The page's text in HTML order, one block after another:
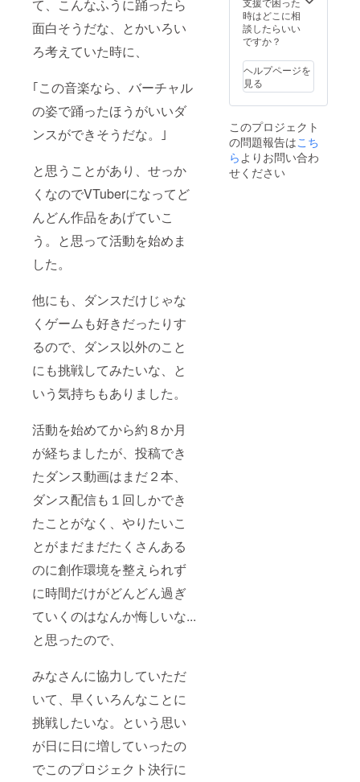
て、こんなふうに踊ったら
面白そうだな、とかいろい
ろ考えていた時に、
｢この音楽なら、バーチャル
の姿で踊ったほうがいいダ
ンスができそうだな。｣
と思うことがあり、せっか
くなのでVTuberになってど
んどん作品をあげていこ
う。と思って活動を始めま
した。
他にも、ダンスだけじゃな
くゲームも好きだったりす
るので、ダンス以外のこと
にも挑戦してみたいな、と
いう気持ちもありました。
活動を始めてから約８か月
が経ちましたが、投稿でき
たダンス動画はまだ２本、
ダンス配信も１回しかでき
たことがなく、やりたいこ
とがまだまだたくさんある
のに創作環境を整えられず
に時間だけがどんどん過ぎ
ていくのはなんか悔しいな...
と思ったので、
みなさんに協力していただ
いて、早くいろんなことに
挑戦したいな。という思い
が日に日に増していったの
でこのプロジェクト決行に
時はどこに相
談したらいい
ですか？
ヘルプページを
見る
このプロジェクト
の問題報告はこち
らよりお問い合わ
せください